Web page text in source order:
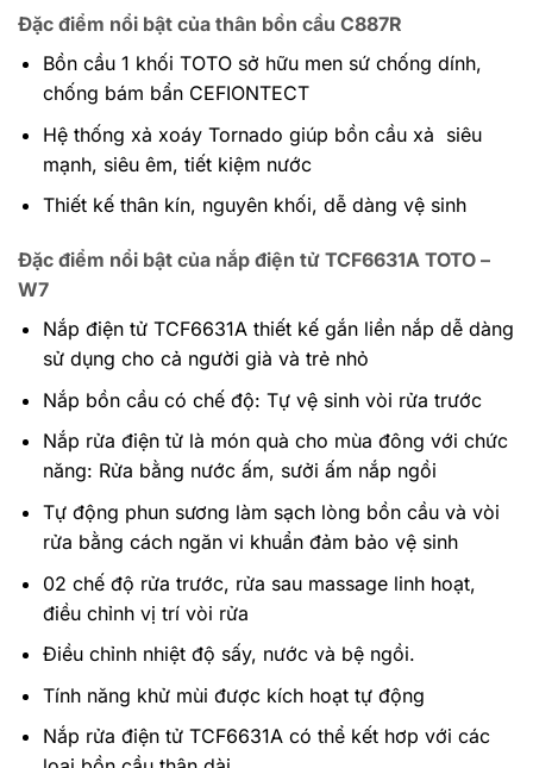
Đặc điểm nổi bật của thân bồn cầu C887R
Bồn cầu 1 khối TOTO sở hữu men sứ chống dính,
chống bám bẩn CEFIONTECT
Hệ thống xả xoáy Tornado giúp bồn cầu xả siêu
mạnh, siêu êm, tiết kiệm nước
Thiết kế thân kín, nguyên khối, dễ dàng vệ sinh
Đặc điểm nổi bật của nắp điện tử TCF6631A TOTO –
W7
Nắp điện tử TCF6631A thiết kế gắn liền nắp dễ dàng
sử dụng cho cả người già và trẻ nhỏ
Nắp bồn cầu có chế độ: Tự vệ sinh vòi rửa trước
Nắp rửa điện tử là món quà cho mùa đông với chức
năng: Rửa bằng nước ấm, sưởi ấm nắp ngồi
Tự động phun sương làm sạch lòng bồn cầu và vòi
rửa bằng cách ngăn vi khuẩn đảm bảo vệ sinh
02 chế độ rửa trước, rửa sau massage linh hoạt,
điều chỉnh vị trí vòi rửa
Điều chỉnh nhiệt độ sấy, nước và bệ ngồi.
Tính năng khử mùi được kích hoạt tự động
Nắp rửa điện tử TCF6631A có thể kết hơp với các